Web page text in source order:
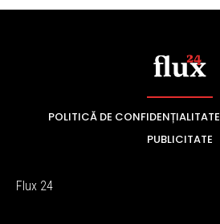
POLITICĂ DE CONFIDENȚIALITATE
PUBLICITATE
Flux 24